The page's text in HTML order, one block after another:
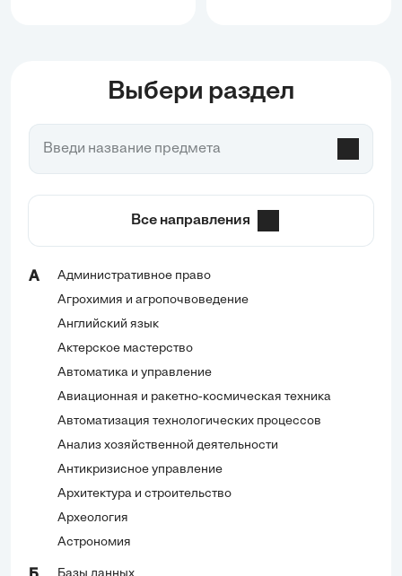
Выбери раздел
Все направления
А
Административное право
Агрохимия и агропочвоведение
Английский язык
Актерское мастерство
Автоматика и управление
Авиационная и ракетно-космическая техника
Автоматизация технологических процессов
Анализ хозяйственной деятельности
Антикризисное управление
Архитектура и строительство
Археология
Астрономия